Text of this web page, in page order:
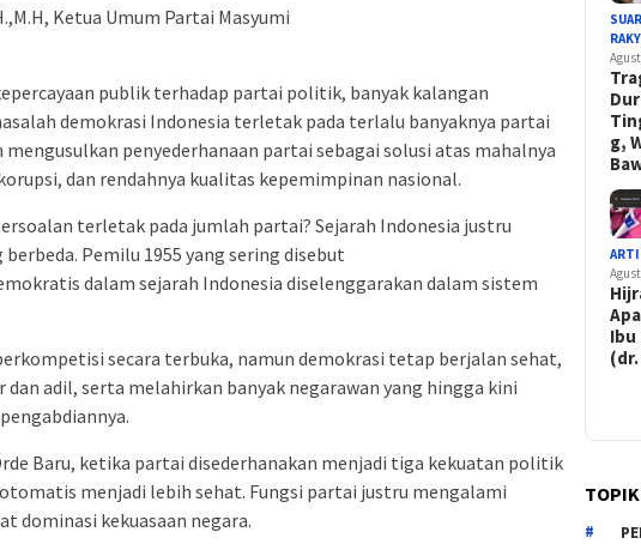
Ketua Umum Partai Masyumi
publik terhadap partai politik, banyak kalangan
demokrasi Indonesia terletak pada terlalu banyaknya partai
penyederhanaan partai sebagai solusi atas mahalnya
dan rendahnya kualitas kepemimpinan nasional.
terletak pada jumlah partai? Sejarah Indonesia justru
Pemilu 1955 yang sering disebut
dalam sejarah Indonesia diselenggarakan dalam sistem
secara terbuka, namun demokrasi tetap berjalan sehat,
adil, serta melahirkan banyak negarawan yang hingga kini
Baru, ketika partai disederhanakan menjadi tiga kekuatan politik
menjadi lebih sehat. Fungsi partai justru mengalami
dominasi kekuasaan negara.
g,
Ibu